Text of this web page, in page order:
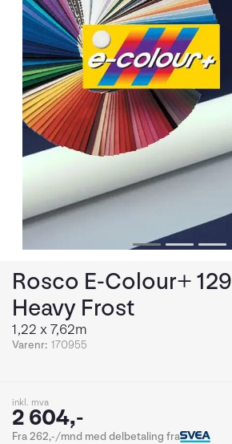
Rosco E-Colour+ 129
Heavy Frost
1,22 x 7,62m
Varenr: 170955
inkl. mva
2 604,-
Fra 262,-/mnd med delbetaling fra